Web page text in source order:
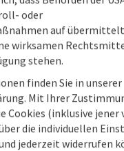
oder
auf
wirksamen
stehen.
finden Sie in unserer
Mit Ihrer
Cookies (inklusive jener
die individuellen
jederzeit widerrufen